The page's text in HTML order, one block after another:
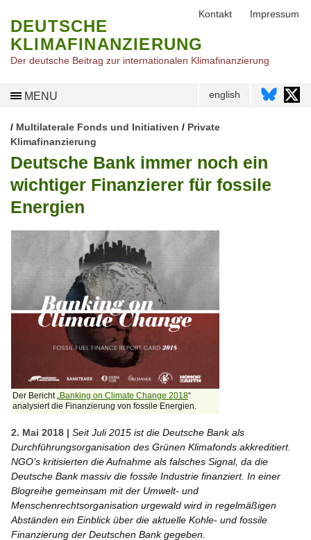
DEUTSCHE
KLIMAFINANZIERUNG
Der deutsche Beitrag zur internationalen Klimafinanzierung
MENU english
/ Multilaterale Fonds und Initiativen / Private
Klimafinanzierung
Deutsche Bank immer noch ein
wichtiger Finanzierer für fossile
Energien
Der Bericht „Banking on Climate Change 2018“
analysiert die Finanzierung von fossile Energien.
2. Mai 2018 | Seit Juli 2015 ist die Deutsche Bank als
Durchführungsorganisation des Grünen Klimafonds akkreditiert.
NGO’s kritisierten die Aufnahme als falsches Signal, da die
Deutsche Bank massiv die fossile Industrie finanziert. In einer
Blogreihe gemeinsam mit der Umwelt- und
Menschenrechtsorganisation urgewald wird in regelmäßigen
Abständen ein Einblick über die aktuelle Kohle- und fossile
Finanzierung der Deutschen Bank gegeben.
Kontakt Impressum